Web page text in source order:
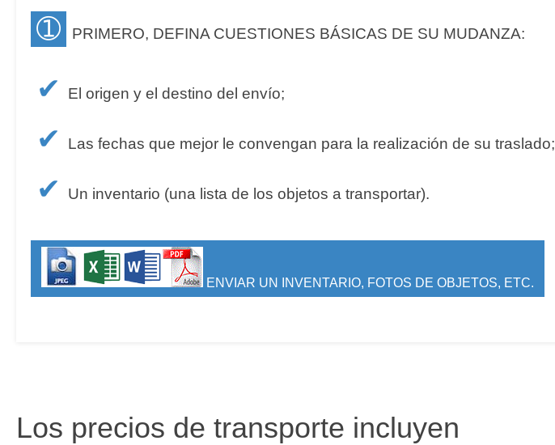
➀ PRIMERO, DEFINA CUESTIONES BÁSICAS DE SU MUDANZA:
✔ El origen y el destino del envío;
✔ Las fechas que mejor le convengan para la realización de su traslado;
✔ Un inventario (una lista de los objetos a transportar).
ENVIAR UN INVENTARIO, FOTOS DE OBJETOS, ETC.
Los precios de transporte incluyen